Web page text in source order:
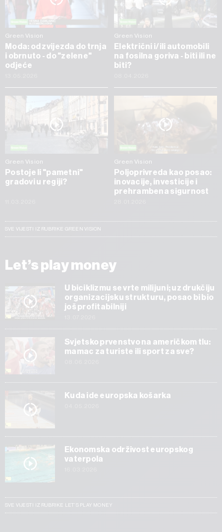
Green Vision
Moda: od zvijezda do trnja
i obrnuto - do "zelene"
odjeće
Green Vision
Električni i/ili automobili
na fosilna goriva - biti ili ne
biti?
Green Vision
Postoje li "pametni"
gradovi u regiji?
Green Vision
Poljoprivreda kao posao:
inovacije, investicije i
prehrambena sigurnost
SVE VIJESTI IZ RUBRIKE GREEN VISION
Let’s play money
U biciklizmu se vrte milijuni; uz drukčiju
organizacijsku strukturu, posao bi bio
još profitabilniji
Svjetsko prvenstvo na američkom tlu:
mamac za turiste ili sport za sve?
Kuda ide europska košarka
Ekonomska održivost europskog
vaterpola
SVE VIJESTI IZ RUBRIKE LET’S PLAY MONEY